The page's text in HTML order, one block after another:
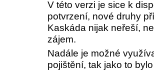
V této verzi je sice k
potvrzení, nové druhy
Kaskáda nijak neřeší,
zájem.
Nadále je možné
pojištění, tak jako to